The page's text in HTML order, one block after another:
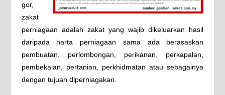
gor,
zakat
perniagaan adalah zakat yang wajib dikeluarkan hasil
daripada harta perniagaan sama ada berasaskan
pembuatan, perlombongan, perikanan, perkapalan,
pembekalan, pertanian, perkhidmatan atau sebagainya
dengan tujuan diperniagakan.